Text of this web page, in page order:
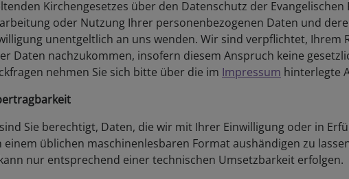
Kirchengesetzes über den Datenschutz der
oder Nutzung Ihrer personenbezogenen Daten und
unentgeltlich an uns wenden. Wir sind verpflichtet, Ihrem
Daten nachzukommen, insofern diesem Anspruch keine
nehmen Sie sich bitte über die im Impressum hinterlegte
Sie berechtigt, Daten, die wir mit Ihrer Einwilligung oder in
üblichen maschinenlesbaren Format aushändigen zu
nur entsprechend einer technischen Umsetzbarkeit erfolgen.